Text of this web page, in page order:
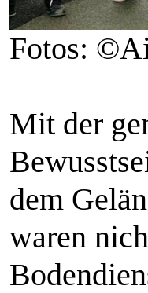
Fotos:
Mit der
dem
waren